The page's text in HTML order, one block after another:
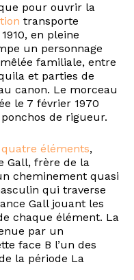
pour ouvrir la
transporte
en pleine
un personnage
familiale, entre
et parties de
canon. Le morceau
le 7 février 1970
de rigueur.
quatre éléments,
Gall, frère de la
cheminement quasi
qui traverse
Gall jouant les
chaque élément. La
par un
face B l’un des
la période La